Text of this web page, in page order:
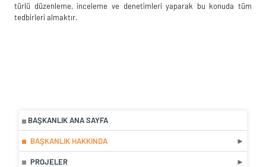
BAŞKANLIK ANA SAYFA
BAŞKANLIK HAKKINDA
PROJELER
türlü düzenleme, inceleme ve denetimleri yaparak bu konuda tüm
tedbirleri almaktır.